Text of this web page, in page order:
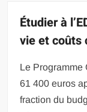
Étudier à
vie et coûts
Le Programme
61 400 euros
fraction du